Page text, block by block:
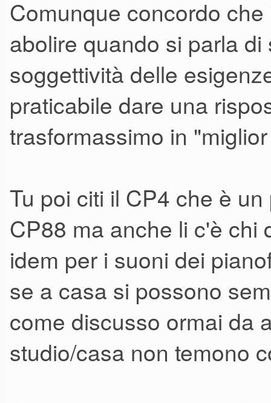
Comunque concordo
abolire quando si parla
soggettività delle
praticabile dare una
trasformassimo in
Tu poi citi il CP4 che è
CP88 ma anche li c'è chi
idem per i suoni dei
se a casa si possono
come discusso ormai da
studio/casa non temono